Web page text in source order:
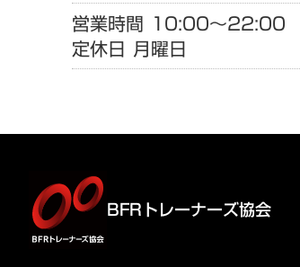
営業時間 10:00〜22:00
定休日 月曜日
BFRトレーナーズ協会